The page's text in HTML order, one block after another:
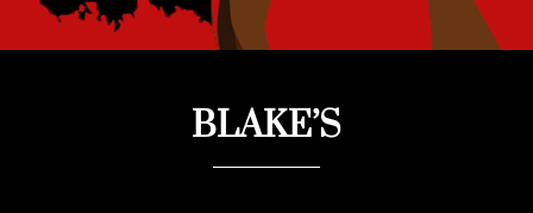
BLAKE’S